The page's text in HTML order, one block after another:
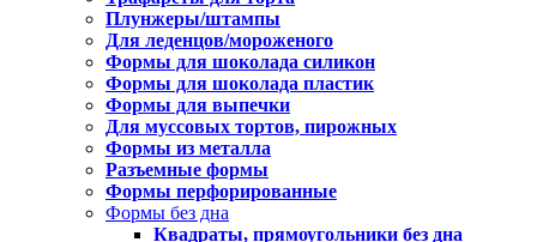
Плунжеры/штампы
Для леденцов/мороженого
Формы для шоколада силикон
Формы для шоколада пластик
Формы для выпечки
Для муссовых тортов, пирожных
Формы из металла
Разъемные формы
Формы перфорированные
Формы без дна
Квадраты, прямоугольники без дна